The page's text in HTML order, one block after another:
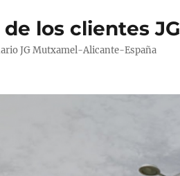
los clientes JG
JG Mutxamel-Alicante-España